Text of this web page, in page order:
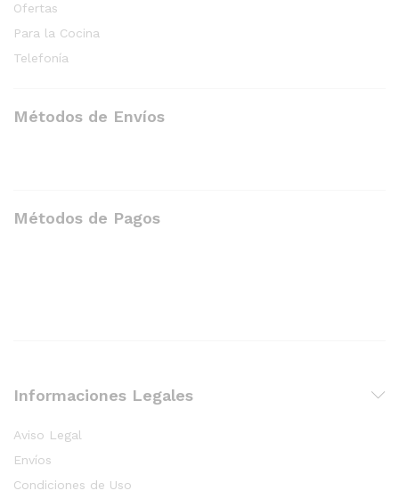
Ofertas
Para la Cocina
Telefonía
Métodos de Envíos
Métodos de Pagos
Informaciones Legales
Aviso Legal
Envíos
Condiciones de Uso